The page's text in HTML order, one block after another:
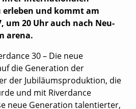
und kommt am
um 20 Uhr auch nach Neu-
arena.
30 – Die neue
die Generation der
der Jubiläumsproduktion, die
und mit Riverdance
neue Generation talentierter,